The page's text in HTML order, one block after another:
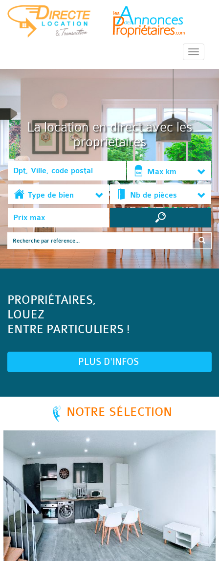
::Menu::
La location en direct avec les
propriétaires
Max km
Type de bien Nb de pièces
PROPRIÉTAIRES,
LOUEZ
ENTRE PARTICULIERS !
PLUS D'INFOS
NOTRE SÉLECTION